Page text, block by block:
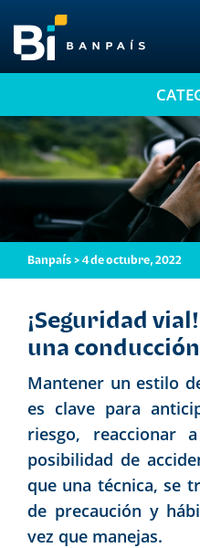
¡No te pierdas
Suscríbete a nuestro blog y
electrónico, las noticias más
Banpaís > 4 de octubre, 2022
¡Seguridad
una
Mantener un estilo
es clave para
riesgo, reaccionar
posibilidad de
que una técnica, se
de precaución y
vez que manejas.